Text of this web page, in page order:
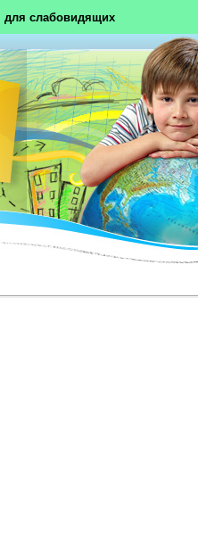
для слабовидящих